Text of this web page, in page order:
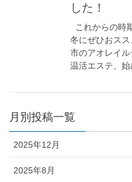
した！
これからの時
冬にぜひおス
市のアオレイ
温活エステ
月別投稿一覧
2025年12月
2025年8月